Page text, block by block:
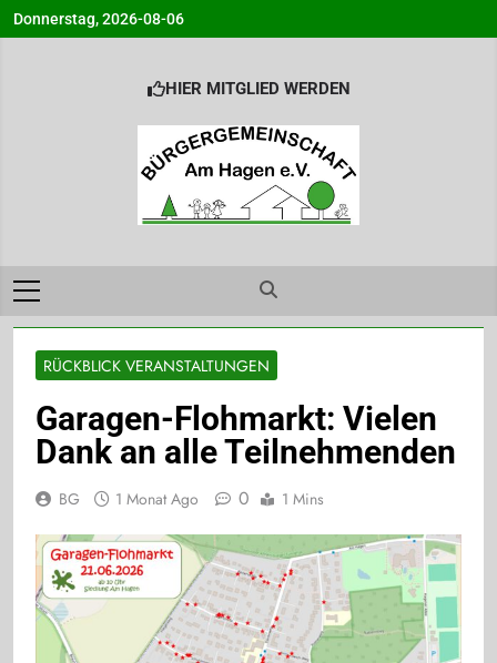
Skip
to
Donnerstag, 2026-08-06
HIER MITGLIED WERDEN
am Hagen
Ahrensburg
RÜCKBLICK VERANSTALTUNGEN
Garagen-Flohmarkt: Vielen
Dank an alle Teilnehmenden
BG 1 Monat Ago 0 1 Mins